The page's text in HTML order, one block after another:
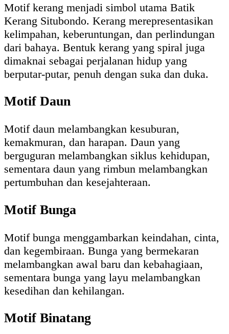
Motif kerang menjadi simbol utama Batik
Kerang Situbondo. Kerang merepresentasikan
kelimpahan, keberuntungan, dan perlindungan
dari bahaya. Bentuk kerang yang spiral juga
dimaknai sebagai perjalanan hidup yang
berputar-putar, penuh dengan suka dan duka.
Motif Daun
Motif daun melambangkan kesuburan,
kemakmuran, dan harapan. Daun yang
berguguran melambangkan siklus kehidupan,
sementara daun yang rimbun melambangkan
pertumbuhan dan kesejahteraan.
Motif Bunga
Motif bunga menggambarkan keindahan, cinta,
dan kegembiraan. Bunga yang bermekaran
melambangkan awal baru dan kebahagiaan,
sementara bunga yang layu melambangkan
kesedihan dan kehilangan.
Motif Binatang